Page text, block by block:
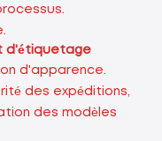
d'étiquetage
d'apparence.
des expéditions,
des modèles